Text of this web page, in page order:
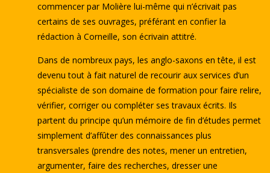
commencer par Molière lui-même qui n’écrivait pas
certains de ses ouvrages, préférant en confier la
rédaction à Corneille, son écrivain attitré.
Dans de nombreux pays, les anglo-saxons en tête, il est
devenu tout à fait naturel de recourir aux services d’un
spécialiste de son domaine de formation pour faire relire,
vérifier, corriger ou compléter ses travaux écrits. Ils
partent du principe qu’un mémoire de fin d’études permet
simplement d’affûter des connaissances plus
transversales (prendre des notes, mener un entretien,
argumenter, faire des recherches, dresser une